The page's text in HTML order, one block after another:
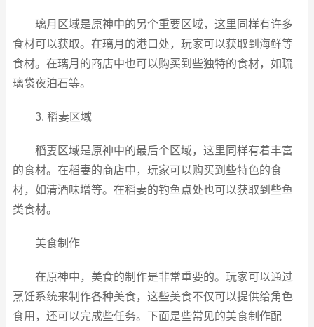
璃月区域是原神中的另个重要区域，这里同样有许多
食材可以获取。在璃月的港口处，玩家可以获取到海鲜等
食材。在璃月的商店中也可以购买到些独特的食材，如琉
璃袋夜泊石等。
3. 稻妻区域
稻妻区域是原神中的最后个区域，这里同样有着丰富
的食材。在稻妻的商店中，玩家可以购买到些特色的食
材，如清酒味增等。在稻妻的钓鱼点处也可以获取到些鱼
类食材。
美食制作
在原神中，美食的制作是非常重要的。玩家可以通过
烹饪系统来制作各种美食，这些美食不仅可以提供给角色
食用，还可以完成些任务。下面是些常见的美食制作配